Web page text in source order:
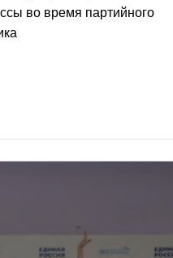
во время партийного